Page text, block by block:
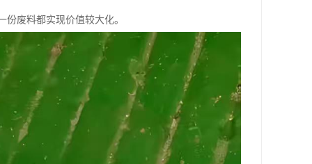
废料都实现价值较大化。